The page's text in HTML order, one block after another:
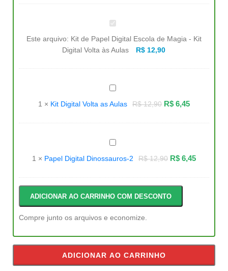
Kit
de
Papel
Digital
Escola
-
Digital
Volta
Aulas
Este arquivo: Kit de Papel Digital Escola de Magia - Kit
Digital Volta às Aulas
R$ 12,90
Kit
Digital
as
1 × Kit Digital Volta as Aulas R$12,90 R$6,45
Papel
Digital
Dinossauros-
2
1 × Papel Digital Dinossauros-2 R$12,90 R$6,45
ADICIONAR AO CARRINHO COM DESCONTO
Compre junto os arquivos e economize.
ADICIONAR AO CARRINHO